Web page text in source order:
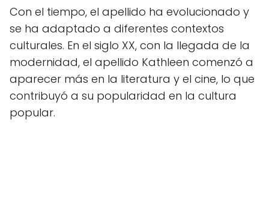
Con el tiempo, el apellido ha evolucionado y
se ha adaptado a diferentes contextos
culturales. En el siglo XX, con la llegada de la
modernidad, el apellido Kathleen comenzó a
aparecer más en la literatura y el cine, lo que
contribuyó a su popularidad en la cultura
popular.